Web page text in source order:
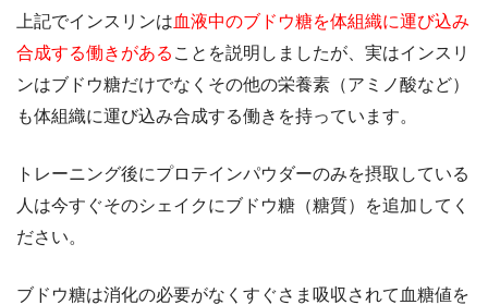
上記でインスリンは血液中のブドウ糖を体組織に運び込み
合成する働きがある ことを説明しましたが、実はインスリ
ンはブドウ糖だけでなくその他の栄養素（アミノ酸など）
も体組織に運び込み合成する働きを持っています。
トレーニング後にプロテインパウダーのみを摂取している
人は今すぐそのシェイクにブドウ糖（糖質）を追加してく
ださい。
ブドウ糖は消化の必要がなくすぐさま吸収されて血糖値を